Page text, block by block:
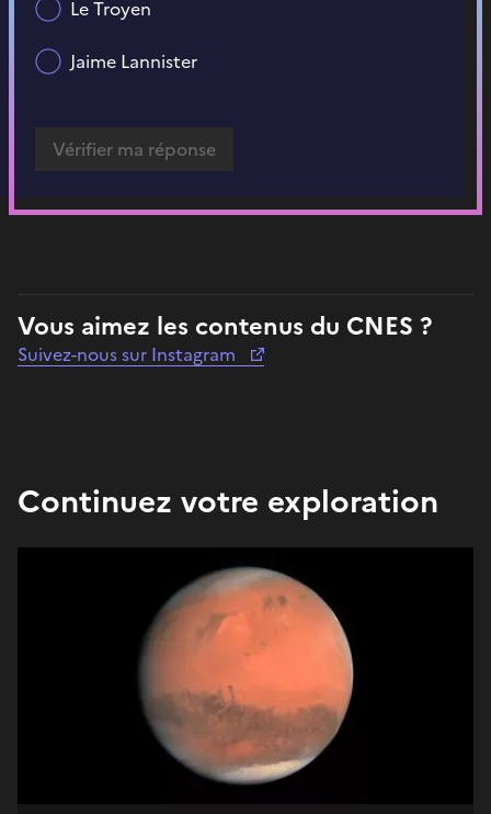
Le Troyen
Jaime Lannister
Vous aimez les contenus du CNES ?
Suivez-nous sur Instagram
Continuez votre exploration